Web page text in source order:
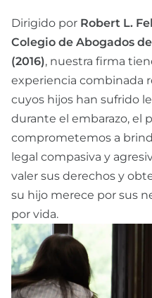
Dirigido por Robert L.
Colegio de Abogados
(2016), nuestra firma
experiencia combinada
cuyos hijos han sufrido
durante el embarazo, el
comprometemos a
legal compasiva y
valer sus derechos y
su hijo merece por sus
por vida.